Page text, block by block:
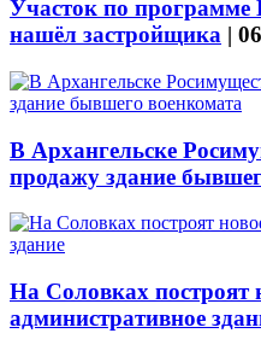
Участок по
нашёл застройщика |
В Архангельске
продажу здание
На Соловках построят
административное